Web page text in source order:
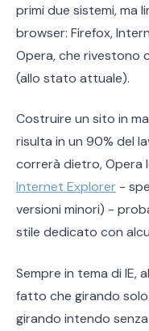
primi due sistemi, ma
browser: Firefox,
Opera, che rivestono
(allo stato attuale).
Costruire un sito in
risulta in un 90% del
correrà dietro, Opera
Internet Explorer -
versioni minori) -
stile dedicato con
Sempre in tema di IE,
fatto che girando
girando intendo